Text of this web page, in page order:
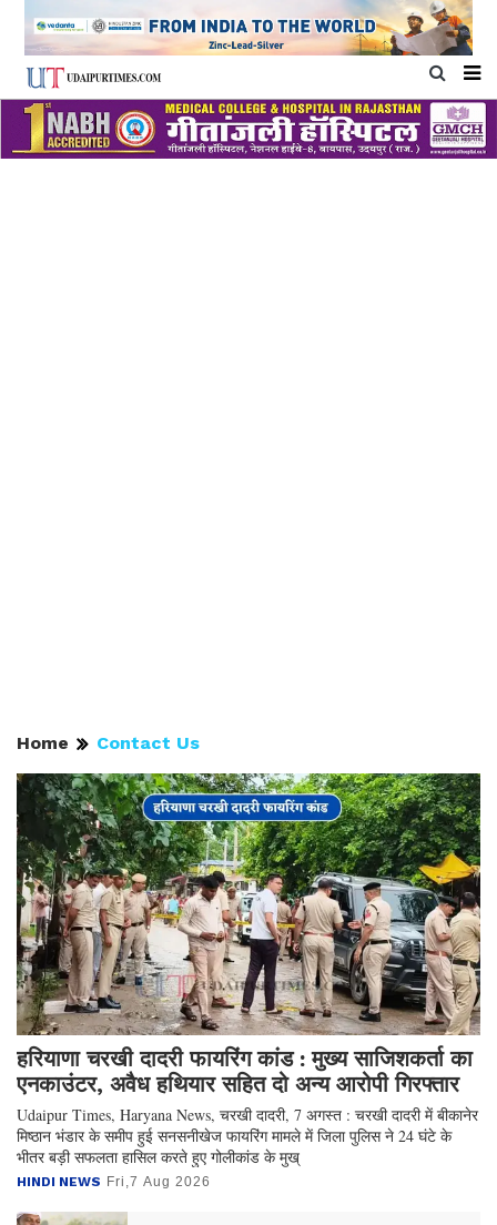
Home Contact Us
हरियाणा चरखी दादरी फायरिंग कांड : मुख्य साजिशकर्ता का
एनकाउंटर, अवैध हथियार सहित दो अन्य आरोपी गिरफ्तार
Udaipur Times, Haryana News, चरखी दादरी, 7 अगस्त : चरखी दादरी में बीकानेर
मिष्ठान भंडार के समीप हुई सनसनीखेज फायरिंग मामले में जिला पुलिस ने 24 घंटे के
भीतर बड़ी सफलता हासिल करते हुए गोलीकांड के मुख्
HINDI NEWS Fri,7 Aug 2026